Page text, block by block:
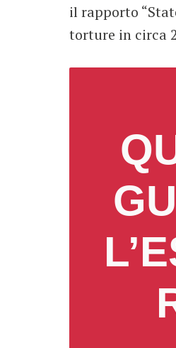
il rapporto
torture in circa